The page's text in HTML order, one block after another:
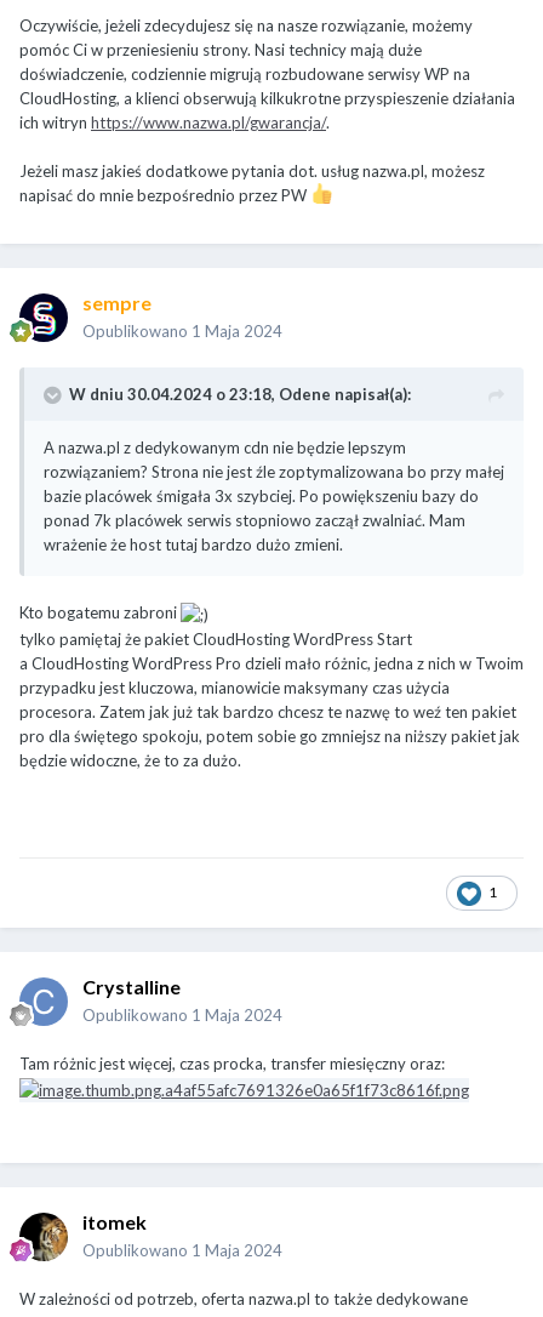
Oczywiście, jeżeli zdecydujesz się na nasze rozwiązanie, możemy
pomóc Ci w przeniesieniu strony. Nasi technicy mają duże
doświadczenie, codziennie migrują rozbudowane serwisy WP na
CloudHosting, a klienci obserwują kilkukrotne przyspieszenie działania
ich witryn https://www.nazwa.pl/gwarancja/.
Jeżeli masz jakieś dodatkowe pytania dot. usług nazwa.pl, możesz
napisać do mnie bezpośrednio przez PW
sempre
Opublikowano 1 Maja 2024
W dniu 30.04.2024 o 23:18, Odene napisał(a):
A nazwa.pl z dedykowanym cdn nie będzie lepszym
rozwiązaniem? Strona nie jest źle zoptymalizowana bo przy małej
bazie placówek śmigała 3x szybciej. Po powiększeniu bazy do
ponad 7k placówek serwis stopniowo zaczął zwalniać. Mam
wrażenie że host tutaj bardzo dużo zmieni.
Kto bogatemu zabroni
tylko pamiętaj że pakiet CloudHosting WordPress Start
a CloudHosting WordPress Pro dzieli mało różnic, jedna z nich w Twoim
przypadku jest kluczowa, mianowicie maksymany czas użycia
procesora. Zatem jak już tak bardzo chcesz te nazwę to weź ten pakiet
pro dla świętego spokoju, potem sobie go zmniejsz na niższy pakiet jak
będzie widoczne, że to za dużo.
1
Crystalline
Opublikowano 1 Maja 2024
Tam różnic jest więcej, czas procka, transfer miesięczny oraz:
itomek
Opublikowano 1 Maja 2024
W zależności od potrzeb, oferta nazwa.pl to także dedykowane